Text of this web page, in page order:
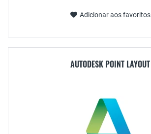
Adicionar aos favoritos
AUTODESK POINT LAYOUT